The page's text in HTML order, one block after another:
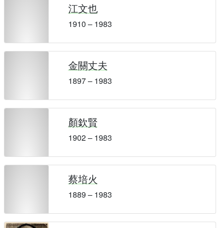
江文也
1910 – 1983
金關丈夫
1897 – 1983
顏欽賢
1902 – 1983
蔡培火
1889 – 1983